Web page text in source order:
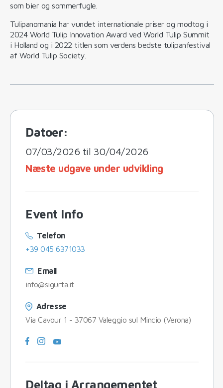
som bier og sommerfugle.
Tulipanomania har vundet internationale priser og modtog i
2024 World Tulip Innovation Award ved World Tulip Summit
i Holland og i 2022 titlen som verdens bedste tulipanfestival
af World Tulip Society.
Datoer:
07/03/2026 til 30/04/2026
Næste udgave under udvikling
Event Info
Telefon
+39 045 6371033
Email
info@sigurta.it
Adresse
Via Cavour 1 - 37067 Valeggio sul Mincio (Verona)
Deltag i Arrangementet